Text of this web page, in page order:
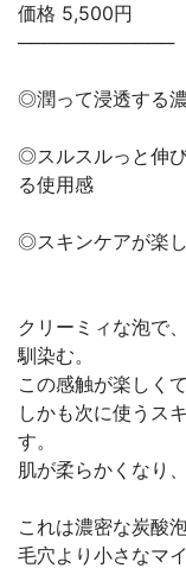
価格 5,500円
────────────
◎潤って浸透する
◎スルスルっと伸
る使用感
◎スキンケアが楽
クリーミィな泡で
馴染む。
この感触が楽しく
しかも次に使うス
す。
肌が柔らかくなり
これは濃密な炭酸
毛穴より小さなマ